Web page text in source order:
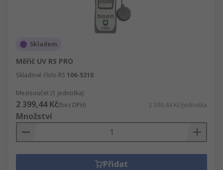
Skladem
Měřič UV RS PRO
Skladové číslo RS 106-5310
Mezisoučet (1 jednotka)
2 399,44 Kč(bez DPH) 2 399,44 Kč/jednotka
Množství
Přidat